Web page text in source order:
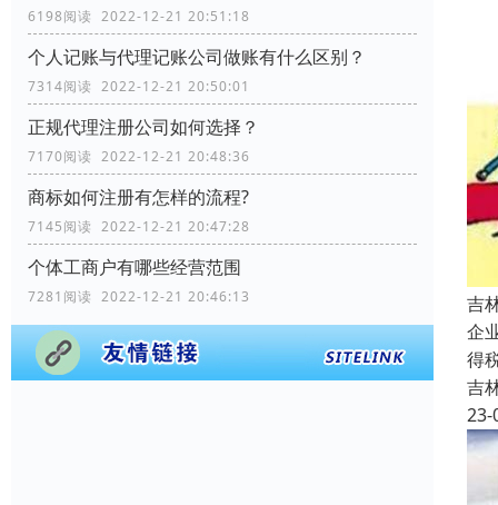
6198阅读 2022-12-21 20:51:18
个人记账与代理记账公司做账有什么区别？
7314阅读 2022-12-21 20:50:01
正规代理注册公司如何选择？
7170阅读 2022-12-21 20:48:36
商标如何注册有怎样的流程?
7145阅读 2022-12-21 20:47:28
个体工商户有哪些经营范围
7281阅读 2022-12-21 20:46:13
吉
企
得
吉
23-